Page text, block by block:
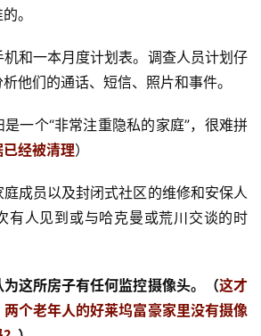
。
和一本月度计划表。调查人员计划仔
他们的通话、短信、照片和事件。
一个“非常注重隐私的家庭”，很难拼
经被清理）
成员以及封闭式社区的维修和安保人
有人见到或与哈克曼或荒川交谈的时
这所房子有任何监控摄像头。（这才
个老年人的好莱坞富豪家里没有摄像